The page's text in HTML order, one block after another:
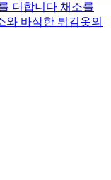
더합니다 채소를
와 바삭한 튀김옷의